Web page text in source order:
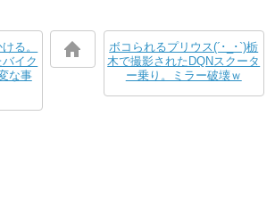
る。
イク
な事
ボコられるプリウス(´･_･`)栃
木で撮影されたDQNスクータ
ー乗り。ミラー破壊ｗ